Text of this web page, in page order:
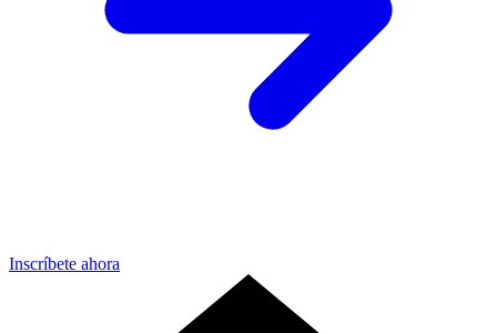
Inscríbete ahora